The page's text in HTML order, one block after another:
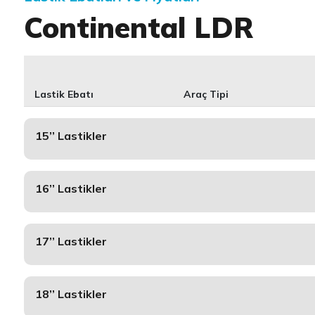
Continental LDR
Lastik Ebatı Araç Tipi
15’’ Lastikler
16’’ Lastikler
17’’ Lastikler
18’’ Lastikler